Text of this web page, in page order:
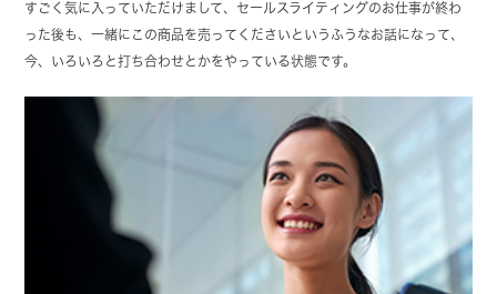
すごく気に入っていただけまして、セールスライティングのお仕事が終わ
った後も、一緒にこの商品を売ってくださいというふうなお話になって、
今、いろいろと打ち合わせとかをやっている状態です。